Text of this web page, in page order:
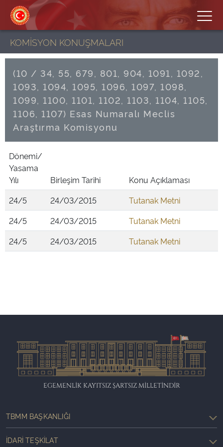
KOMİSYON KONUŞMALARI
(10 / 34, 55, 679, 801, 904, 1091, 1092,
1093, 1094, 1095, 1096, 1097, 1098,
1099, 1100, 1101, 1102, 1103, 1104, 1105,
1106, 1107) Esas Numaralı Meclis
Araştırma Komisyonu
Dönemi/
Yasama
Yılı
Birleşim Tarihi
Konu Açıklaması
24/5
24/03/2015
Tutanak Metni
24/5
24/03/2015
Tutanak Metni
24/5
24/03/2015 Tutanak Metni
EGEMENLİK KAYITSIZ ŞARTSIZ MİLLETİNDİR
TBMM BAŞKANLIĞI
İDARI TEŞKILAT